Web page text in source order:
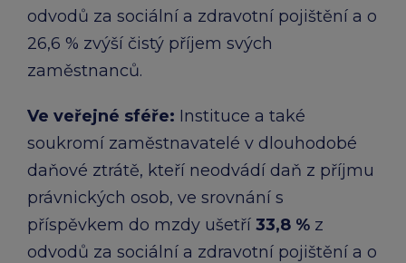
odvodů za sociální a zdravotní pojištění a o
26,6 % zvýší čistý příjem svých
zaměstnanců.​
Ve veřejné sféře:​ Instituce a také
soukromí zaměstnavatelé v dlouhodobé
daňové ztrátě, kteří neodvádí daň z příjmu
právnických osob, ve srovnání s
příspěvkem do mzdy ušetří 33,8 % z
odvodů za sociální a zdravotní pojištění a o